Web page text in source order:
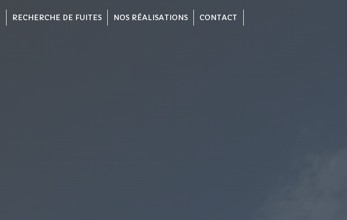
RECHERCHE DE FUITES NOS RÉALISATIONS CONTACT